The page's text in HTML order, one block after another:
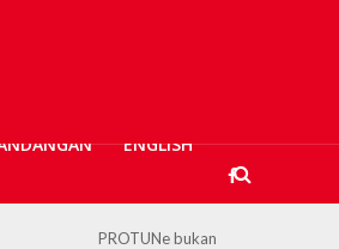
ENGLISH
PROTUNe bukan